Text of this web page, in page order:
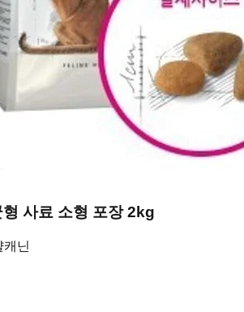
사료 소형 포장 2kg
캐닌